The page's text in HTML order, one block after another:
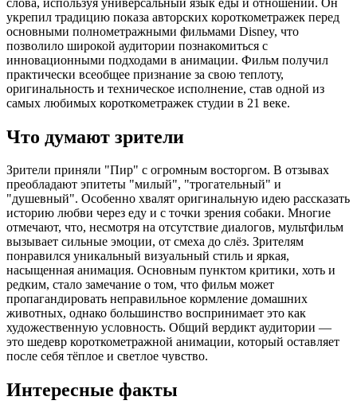
укрепил традицию показа авторских короткометражек перед
основными полнометражными фильмами Disney, что
позволило широкой аудитории познакомиться с
инновационными подходами в анимации. Фильм получил
практически всеобщее признание за свою теплоту,
оригинальность и техническое исполнение, став одной из
самых любимых короткометражек студии в 21 веке.
Что думают зрители
Зрители приняли "Пир" с огромным восторгом. В отзывах
преобладают эпитеты "милый", "трогательный" и
"душевный". Особенно хвалят оригинальную идею рассказать
историю любви через еду и с точки зрения собаки. Многие
отмечают, что, несмотря на отсутствие диалогов, мультфильм
вызывает сильные эмоции, от смеха до слёз. Зрителям
понравился уникальный визуальный стиль и яркая,
насыщенная анимация. Основным пунктом критики, хоть и
редким, стало замечание о том, что фильм может
пропагандировать неправильное кормление домашних
животных, однако большинство воспринимает это как
художественную условность. Общий вердикт аудитории —
это шедевр короткометражной анимации, который оставляет
после себя тёплое и светлое чувство.
Интересные факты